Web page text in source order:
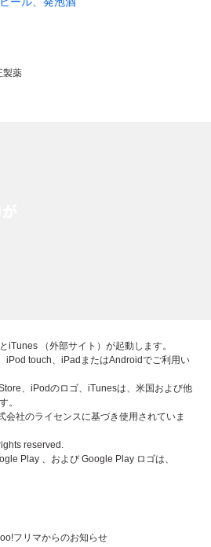
製薬
iTunes （外部サイト）が起動します。
iPod touch、iPadまたはAndroidでご利用い
、iPodのロゴ、iTunesは、米国および他
。
会社のライセンスに基づき使用されていま
reserved.
Play 、および Google Play ロゴは、
フリマからのお知らせ